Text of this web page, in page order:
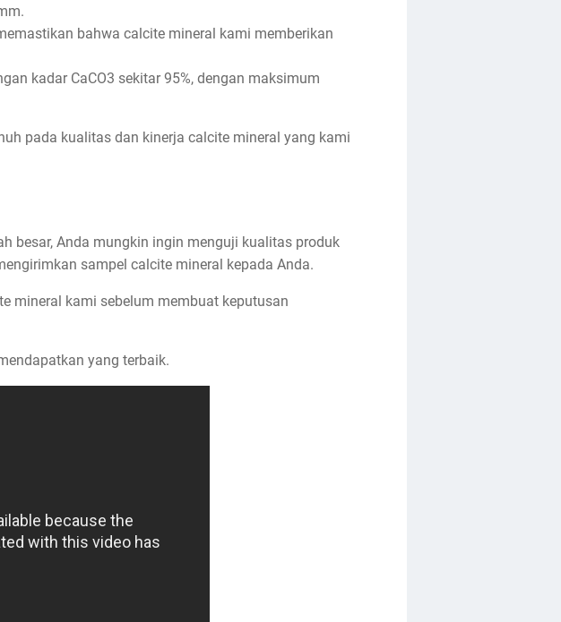
bahwa calcite mineral kami memberikan
kadar CaCO3 sekitar 95%, dengan maksimum
pada kualitas dan kinerja calcite mineral yang kami
besar, Anda mungkin ingin menguji kualitas produk
sampel calcite mineral kepada Anda.
mineral kami sebelum membuat keputusan
yang terbaik.